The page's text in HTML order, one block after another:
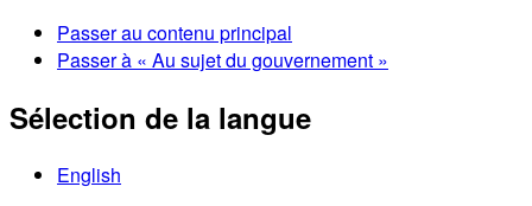
Passer au contenu principal
Passer à « Au sujet du gouvernement »
Sélection de la langue
English